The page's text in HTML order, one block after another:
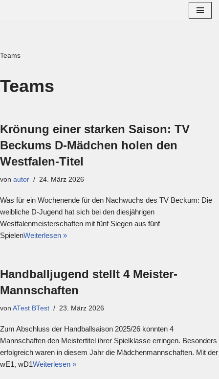
Teams
Teams
Krönung einer starken Saison: TV
Beckums D-Mädchen holen den
Westfalen-Titel
von autor 24. März 2026
Was für ein Wochenende für den Nachwuchs des TV Beckum: Die
weibliche D-Jugend hat sich bei den diesjährigen
Westfalenmeisterschaften mit fünf Siegen aus fünf
SpielenWeiterlesen »
Handballjugend stellt 4 Meister-
Mannschaften
von ATest BTest 23. März 2026
Zum Abschluss der Handballsaison 2025/26 konnten 4
Mannschaften den Meistertitel ihrer Spielklasse erringen. Besonders
erfolgreich waren in diesem Jahr die Mädchenmannschaften. Mit der
wE1, wD1Weiterlesen »